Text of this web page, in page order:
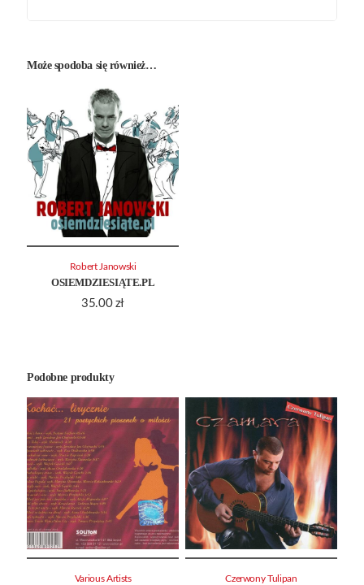
Może spodoba się również…
OSIEMDZIESIĄTE.PL
35.00 zł
Robert Janowski
Podobne produkty
Various Artists Czerwony Tulipan